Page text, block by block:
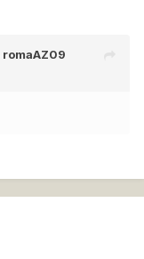
romaAZ09